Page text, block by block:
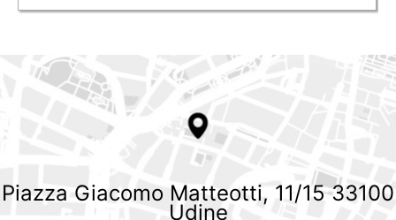
Piazza Giacomo Matteotti, 11/15 33100
Udine